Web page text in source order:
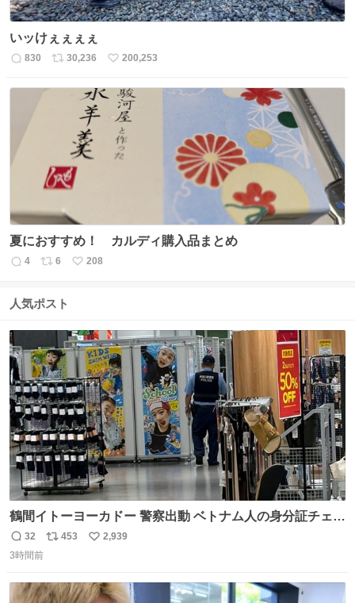
いッけぇぇぇぇ
返
830
リ
30,236
い
ね
数
200,253
夏におすすめ！ カルディ購入品まとめ
返
数
4
リ
ス
6
い
208
人気ポスト
鶴間イトーヨーカドー 警察出動 ベトナム人の身分証チェッ
クを開店前に実施、店内まで見張りにきてます。不法滞在
者は覚悟してお越しください。
返
信
32
リ
ト
453
い
数
2,939
3時間前